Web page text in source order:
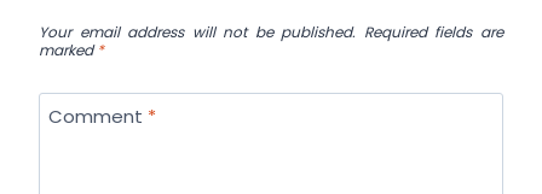
Your email address will not be published. Required fields are
marked*
Comment *